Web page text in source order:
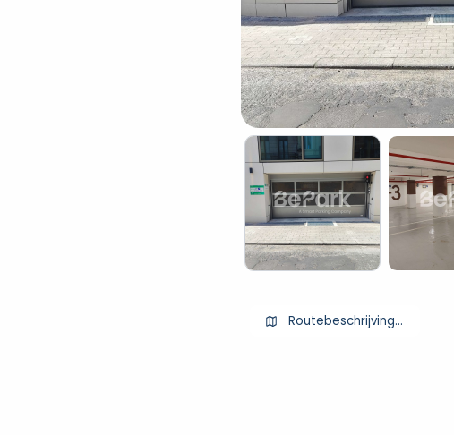
Routebeschrijving ophalen